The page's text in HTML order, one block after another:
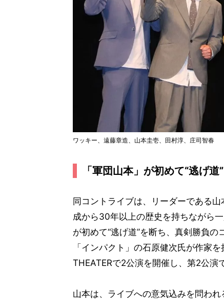
ワッキー、遠藤章造、山本圭壱、田村淳、庄司智春
「軍団山本」が初めて“逃げ
同コントライブは、リーダーである
成から30年以上の歴史を持ちながら
が初めて“逃げ道”を断ち、真剣勝負
「インパクト」の石原健次氏が作家
THEATERで2公演を開催し、第2公演
山本は、ライブへの意気込みを問わ